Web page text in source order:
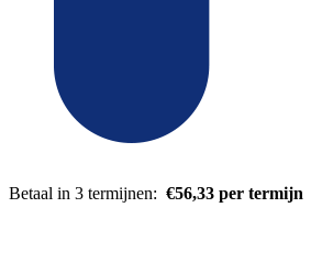
Betaal in 3 termijnen: €56,33 per termijn